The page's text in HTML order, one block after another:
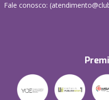
Fale conosco: